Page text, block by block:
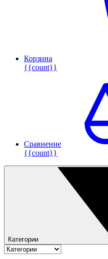
Корзина
{{count}}
Сравнение
{{count}}
Категории